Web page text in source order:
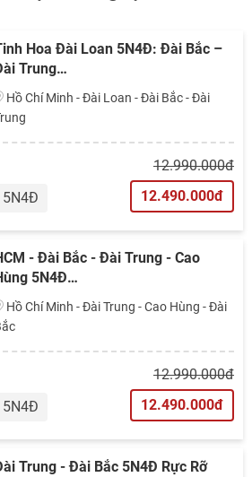
Hoa Đài Loan 5N4Đ: Đài Bắc –
Trung…
5N4Đ
12.990.000đ
12.490.000đ
- Đài Bắc - Đài Trung - Cao
5N4Đ…
5N4Đ
12.990.000đ
12.490.000đ
Trung - Đài Bắc 5N4Đ Rực Rỡ